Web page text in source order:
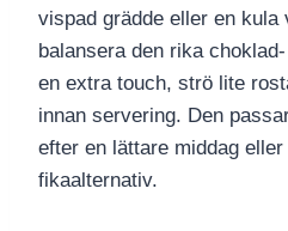
vispad grädde eller en kula
balansera den rika
en extra touch, strö lite
innan servering. Den
efter en lättare middag
fikaalternativ.